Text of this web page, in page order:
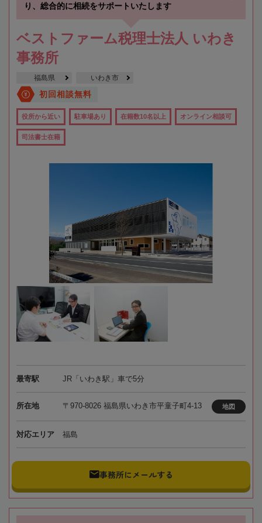
り、総合的に相続をサポートいたします
ベストファーム税理士法人 いわき
事務所
福島県 いわき市
初回相談無料
役所から近い 駐車場あり 在籍数10名以上 オンライン相談可
司法書士在籍
最寄駅 JR「いわき駅」車で5分
所在地 〒970-8026 福島県いわき市平童子町4-13 地図
対応エリア 福島
事務所にメールする